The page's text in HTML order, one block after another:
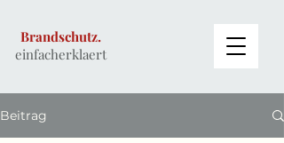
Brandschutz.
einfacherklaert
Beitrag